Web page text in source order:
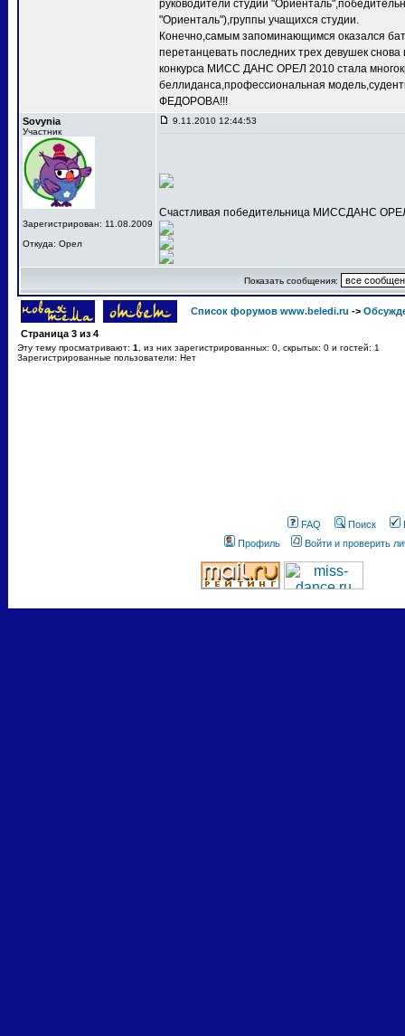
руководители студии
"Ориенталь"),группы учащихся студии.
Конечно,самым запоминающимся оказался
перетанцевать последних трех девушек
конкурса МИСС ДАНС ОРЕЛ 2010 стала
беллиданса,профессиональная
ФЕДОРОВА!!!
Sovynia
Участник
Зарегистрирован: 11.08.2009
Откуда: Орел
9.11.2010 12:44:53
Счастливая победительница МИССДАНС
Показать сообщения:
Список форумов www.beledi.ru ->
Страница 3 из 4
Эту тему просматривают: 1
, из них зарегистрированных: 0, скрытых: 0 и гостей: 1
Зарегистрированные пользователи: Нет
FAQ Поиск
Профиль
Войти и проверить